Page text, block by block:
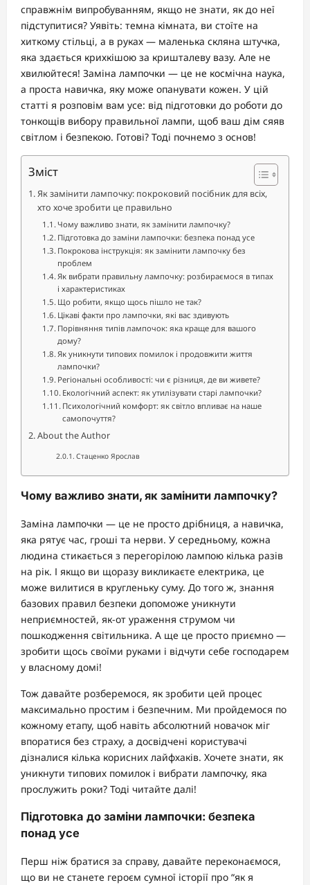
справжнім випробуванням, якщо не знати, як до неї
підступитися? Уявіть: темна кімната, ви стоїте на
хиткому стільці, а в руках — маленька скляна штучка,
яка здається крихкішою за кришталеву вазу. Але не
хвилюйтеся! Заміна лампочки — це не космічна наука,
а проста навичка, яку може опанувати кожен. У цій
статті я розповім вам усе: від підготовки до роботи до
тонкощів вибору правильної лампи, щоб ваш дім сяяв
світлом і безпекою. Готові? Тоді почнемо з основ!
Зміст
Як замінити лампочку: покроковий посібник для всіх,
хто хоче зробити це правильно
Чому важливо знати, як замінити лампочку?
Підготовка до заміни лампочки: безпека понад усе
Покрокова інструкція: як замінити лампочку без
проблем
Як вибрати правильну лампочку: розбираємося в типах
і характеристиках
Що робити, якщо щось пішло не так?
Цікаві факти про лампочки, які вас здивують
Порівняння типів лампочок: яка краще для вашого
дому?
Як уникнути типових помилок і продовжити життя
лампочки?
Регіональні особливості: чи є різниця, де ви живете?
Екологічний аспект: як утилізувати старі лампочки?
Психологічний комфорт: як світло впливає на наше
самопочуття?
About the Author
Стаценко Ярослав
Чому важливо знати, як замінити лампочку?
Заміна лампочки — це не просто дрібниця, а навичка,
яка рятує час, гроші та нерви. У середньому, кожна
людина стикається з перегорілою лампою кілька разів
на рік. І якщо ви щоразу викликаєте електрика, це
може вилитися в кругленьку суму. До того ж, знання
базових правил безпеки допоможе уникнути
неприємностей, як-от ураження струмом чи
пошкодження світильника. А ще це просто приємно —
зробити щось своїми руками і відчути себе господарем
у власному домі!
Тож давайте розберемося, як зробити цей процес
максимально простим і безпечним. Ми пройдемося по
кожному етапу, щоб навіть абсолютний новачок міг
впоратися без страху, а досвідчені користувачі
дізналися кілька корисних лайфхаків. Хочете знати, як
уникнути типових помилок і вибрати лампочку, яка
прослужить роки? Тоді читайте далі!
Підготовка до заміни лампочки: безпека
понад усе
Перш ніж братися за справу, давайте переконаємося,
що ви не станете героєм сумної історії про “як я